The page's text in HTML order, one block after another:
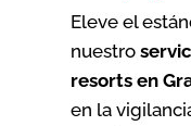
Eleve el
nuestro
resorts en
en la